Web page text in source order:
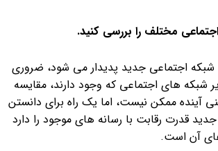
مختلف را بررسی کنید.
شبکه اجتماعی جدید پدیدار می شود، ضروری
شبکه های اجتماعی که وجود دارند، مقایسه
آینده ممکن نیست، اما یک راه برای دانستن
جدید قدرت رقابت با رسانه های موجود را دارد
آن است.